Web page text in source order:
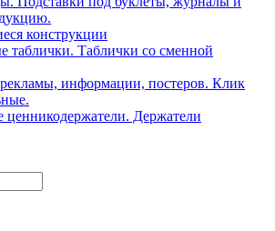
конструкции
таблички. Таблички со сменной
информации, постеров. Клик
ценникодержатели. Держатели